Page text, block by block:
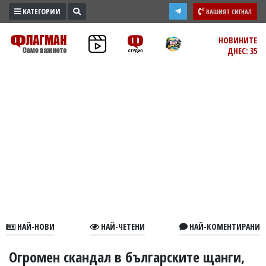
ПРОМО
ЗОНА
В
КАТЕГОРИИ ВАШИЯТ СИГНАЛ
НОВИНИТЕ
ДНЕС: 35
НАЙ-НОВИ НАЙ-ЧЕТЕНИ НАЙ-КОМЕНТИРАНИ
Огромен скандал в българските щанги,